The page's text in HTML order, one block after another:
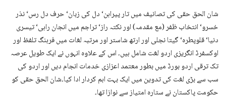
شان الحق حقی کی تصانیف میں تار پیراہن‘ دل کی زبان‘ حرف دل رس‘ نذر
خسرو‘ انتخاب ظفر (مع مقدمہ) اور نکتہ راز‘ تراجم میں انجان راہی‘ تیسری
دنیا‘ قلوپطرہ‘ گیتا نجلی اور ارتھ شاستر اور مرتبہ لغات میں فرہنگ تلفظ اور
اوکسفرڈ انگریزی اردو لغت شامل ہیں۔ اس کے علاوہ انہوں نے ایک طویل عرصہ
تک ترقی اردو بورڈ میں بطور معتمد اعزازی خدمات انجام دیں اور اردو کی
سب سے بڑی لغت کی تدوین میں ایک بہت اہم کردار ادا کیا۔شان الحق حقی کو
حکومت پاکستان نے ستارہ امتیاز سے نوازا تھا۔